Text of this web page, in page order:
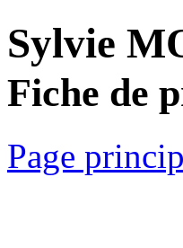
Sylvie
Fiche de
Page